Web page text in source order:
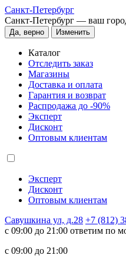
Санкт-Петербург
Санкт-Петербург — ваш
Да, верно Изменить
Каталог
Отследить заказ
Магазины
Доставка и оплата
Гарантия и возврат
Распродажа до -90%
Эксперт
Дисконт
Оптовым клиентам
Эксперт
Дисконт
Оптовым клиентам
Савушкина ул, д.28 +7 (812)
c 09:00 до 21:00 ответим по
c 09:00 до 21:00